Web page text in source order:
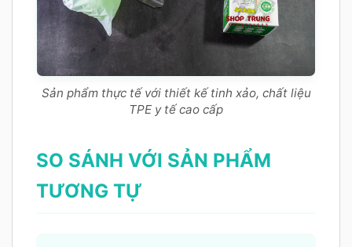
Sản phẩm thực tế với thiết kế tinh xảo, chất liệu
TPE y tế cao cấp
SO SÁNH VỚI SẢN PHẨM
TƯƠNG TỰ